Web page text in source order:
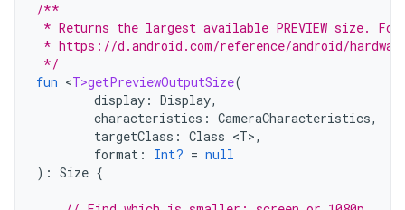
/**
* Returns the largest available PREVIEW size.
* https://d.android.com/reference/android/hardware/
*/
fun <T>getPreviewOutputSize(
display : Display,
characteristics : CameraCharacteristics,
targetClass : Class <T>,
format : Int? = null
): Size {